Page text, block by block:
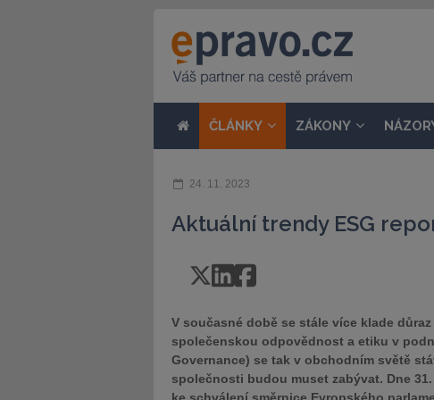
ČLÁNKY ZÁKONY
24. 11. 2023
Aktuální trendy ESG
V současné době se stále více klade
společenskou odpovědnost a etiku v
Governance) se tak v obchodním světě
společnosti budou muset zabývat. Dne